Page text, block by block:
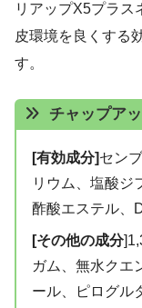
リアップX5プラス
皮環境を良くする
す。
チャップア
[有効成分]セン
リウム、塩酸ジ
酢酸エステル、
[その他の成分
ガム、無水クエ
ール、ピログル